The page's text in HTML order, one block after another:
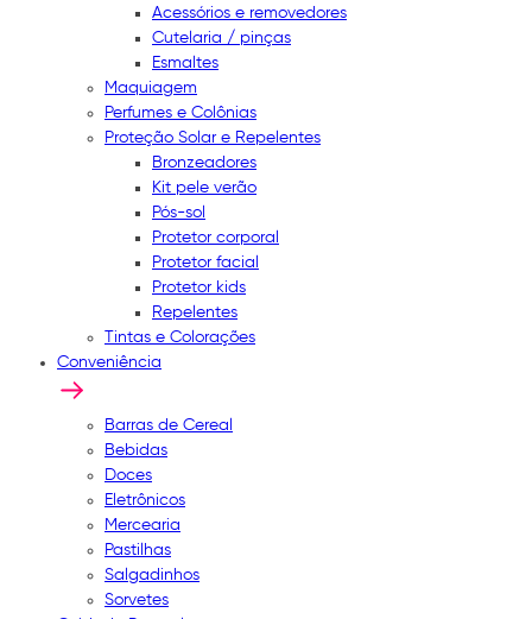
Acessórios e removedores
Cutelaria / pinças
Esmaltes
Maquiagem
Perfumes e Colônias
Proteção Solar e Repelentes
Bronzeadores
Kit pele verão
Pós-sol
Protetor corporal
Protetor facial
Protetor kids
Repelentes
Tintas e Colorações
Conveniência
Barras de Cereal
Bebidas
Doces
Eletrônicos
Mercearia
Pastilhas
Salgadinhos
Sorvetes